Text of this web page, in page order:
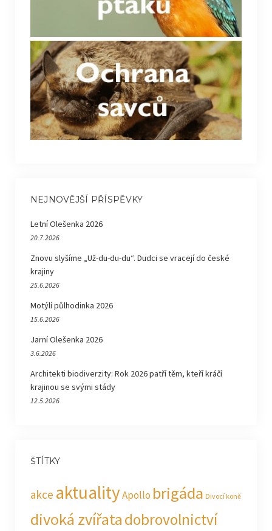
NEJNOVĚJŠÍ PŘÍSPĚVKY
Letní Olešenka 2026
20.7.2026
Znovu slyšíme „Už-du-du-du“. Dudci se vracejí do české
krajiny
25.6.2026
Motýlí půlhodinka 2026
15.6.2026
Jarní Olešenka 2026
3.6.2026
Architekti biodiverzity: Rok 2026 patří těm, kteří kráčí
krajinou se svými stády
12.5.2026
ŠTÍTKY
akce aktualityApollo brigáda Divocí koně
divoká zvířatadobrovolnictví